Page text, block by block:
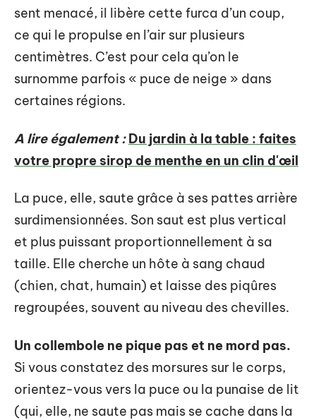
sent menacé, il libère cette furca d’un coup,
ce qui le propulse en l’air sur plusieurs
centimètres. C’est pour cela qu’on le
surnomme parfois « puce de neige » dans
certaines régions.
A lire également : Du jardin à la table : faites
votre propre sirop de menthe en un clin d'œil
La puce, elle, saute grâce à ses pattes arrière
surdimensionnées. Son saut est plus vertical
et plus puissant proportionnellement à sa
taille. Elle cherche un hôte à sang chaud
(chien, chat, humain) et laisse des piqûres
regroupées, souvent au niveau des chevilles.
Un collembole ne pique pas et ne mord pas.
Si vous constatez des morsures sur le corps,
orientez-vous vers la puce ou la punaise de lit
(qui, elle, ne saute pas mais se cache dans la